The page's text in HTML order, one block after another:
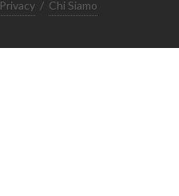
Privacy / Chi Siamo